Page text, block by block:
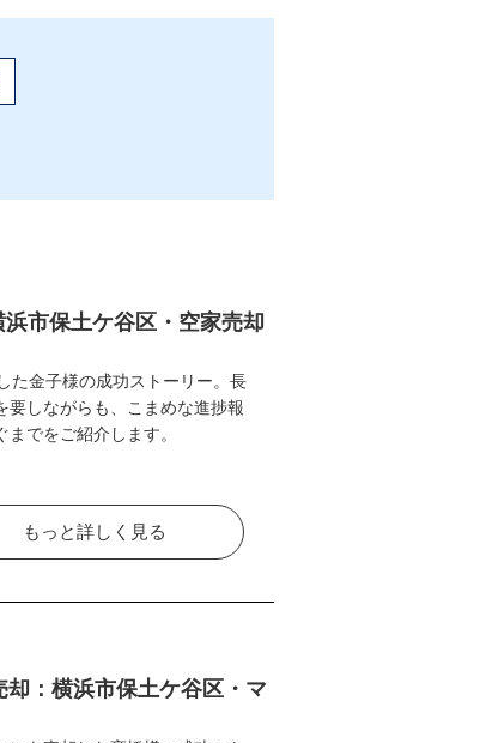
市保土ケ谷区・空家売却
た金子様の成功ストーリー。長
要しながらも、こまめな進捗報
でをご紹介します。
もっと詳しく見る
：横浜市保土ケ谷区・マ